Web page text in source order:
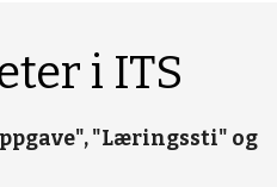
i ITS
"Læringssti" og